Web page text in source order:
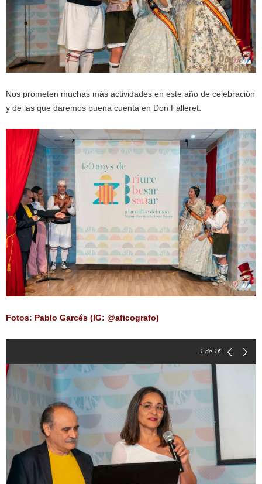
Nos prometen muchas más actividades en este año de celebración
y de las que daremos buena cuenta en Don Falleret.
Fotos: Pablo Garcés (IG: @aficografo)
1 de 16